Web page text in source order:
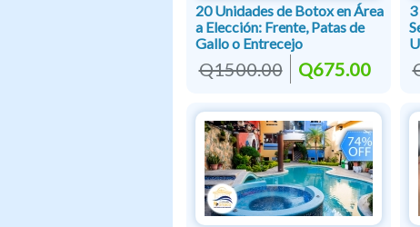
20 Unidades de Botox en Área
a Elección: Frente, Patas de
Gallo o Entrecejo
Q1500.00 Q675.00